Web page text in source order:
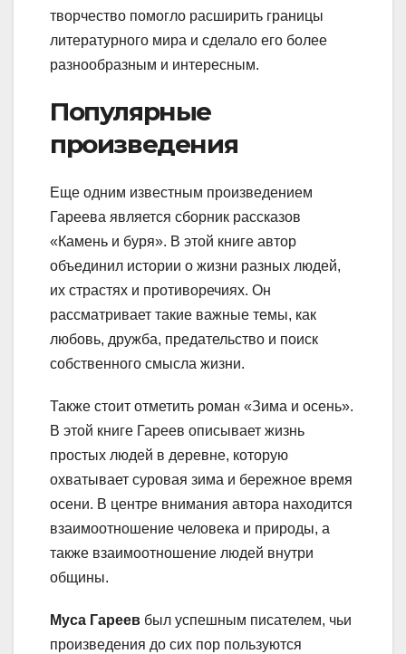
творчество помогло расширить границы
литературного мира и сделало его более
разнообразным и интересным.
Популярные
произведения
Еще одним известным произведением
Гареева является сборник рассказов
«Камень и буря». В этой книге автор
объединил истории о жизни разных людей,
их страстях и противоречиях. Он
рассматривает такие важные темы, как
любовь, дружба, предательство и поиск
собственного смысла жизни.
Также стоит отметить роман «Зима и осень».
В этой книге Гареев описывает жизнь
простых людей в деревне, которую
охватывает суровая зима и бережное время
осени. В центре внимания автора находится
взаимоотношение человека и природы, а
также взаимоотношение людей внутри
общины.
Муса Гареев был успешным писателем, чьи
произведения до сих пор пользуются